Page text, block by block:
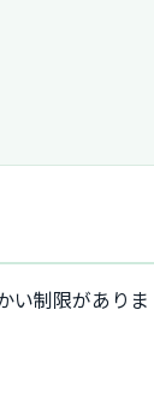
い制限がありま